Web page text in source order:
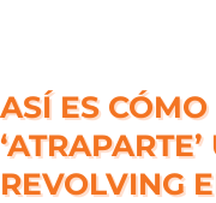
ASÍ ES
REVOLVING